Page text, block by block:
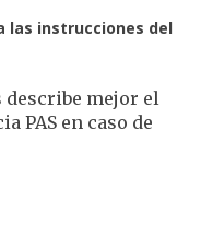
las instrucciones del
describe mejor el
PAS en caso de